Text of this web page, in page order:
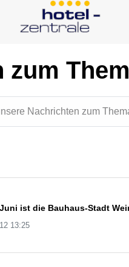
zum
Nachrichten zum
ist die Bauhaus-Stadt
13:25